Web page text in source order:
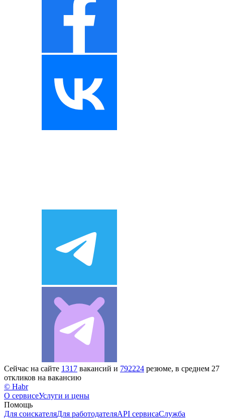
Сейчас на сайте 1317 вакансий и 792224 резюме, в среднем 27
откликов на вакансию
© Habr
О сервисеУслуги и цены
Помощь
Для соискателяДля работодателяAPI сервисаСлужба